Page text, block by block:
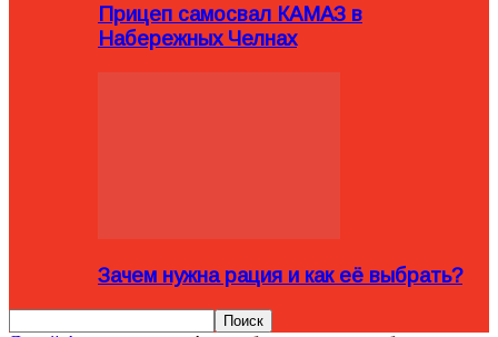
Прицеп самосвал КАМАЗ в
Набережных Челнах
Зачем нужна рация и как её выбрать?